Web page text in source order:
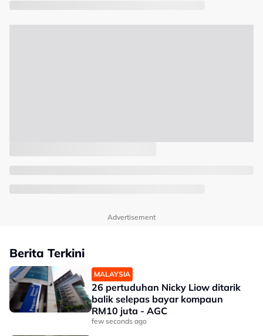
Advertisement
Berita Terkini
MALAYSIA
26 pertuduhan Nicky Liow ditarik
balik selepas bayar kompaun
RM10 juta - AGC
few seconds ago